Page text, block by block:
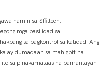
namin sa Sffiltech.
mga pasilidad sa
sa pagkontrol sa kalidad. Ang
ay dumadaan sa mahigpit na
sa pinakamataas na pamantayan